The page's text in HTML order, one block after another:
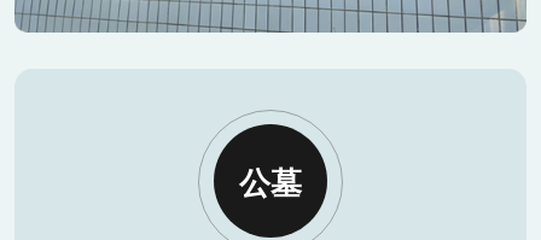
公墓